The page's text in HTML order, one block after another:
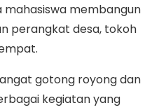
membangun
perangkat desa, tokoh
gotong royong dan
kegiatan yang